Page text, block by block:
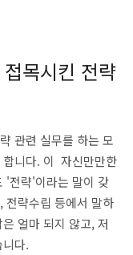
목시킨 전략
관련 실무를 하는 모
니다. 이 자신만만한
'전략'이라는 말이 갖
전략수립 등에서 말하
얼마 되지 않고, 저
다.